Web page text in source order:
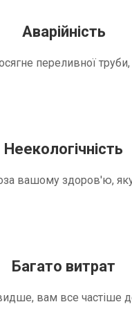
Аварійність
переливної труби,
Неекологічність
вашому здоров'ю,
Багато витрат
вам все частіше